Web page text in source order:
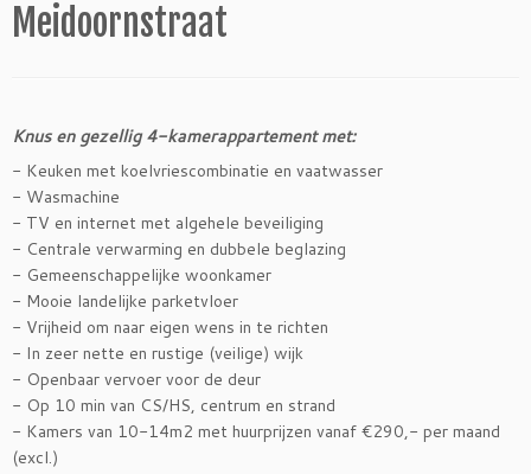
Meidoornstraat
Knus en gezellig 4-kamerappartement met:
- Keuken met koelvriescombinatie en vaatwasser
- Wasmachine
- TV en internet met algehele beveiliging
- Centrale verwarming en dubbele beglazing
- Gemeenschappelijke woonkamer
- Mooie landelijke parketvloer
- Vrijheid om naar eigen wens in te richten
- In zeer nette en rustige (veilige) wijk
- Openbaar vervoer voor de deur
- Op 10 min van CS/HS, centrum en strand
- Kamers van 10-14m2 met huurprijzen vanaf €290,- per maand
(excl.)